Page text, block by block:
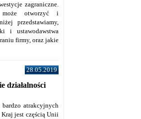
zagraniczne.
może otworzyć i
przedstawiamy,
i ustawodawstwa
firmy, oraz jakie
28.05.2019
działalności
atrakcyjnych
Kraj jest częścią Unii